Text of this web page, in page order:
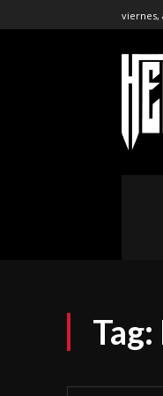
viernes,
Tag: